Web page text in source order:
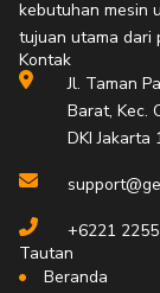
o
o
k
g
r
a
m
kebutuhan mesin
tujuan utama dari
Kontak
Jl. Taman
Barat, Kec.
DKI Jakarta
+6221
Tautan
Beranda